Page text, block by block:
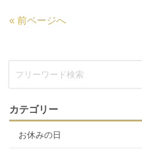
« 前ページへ
カテゴリー
お休みの日